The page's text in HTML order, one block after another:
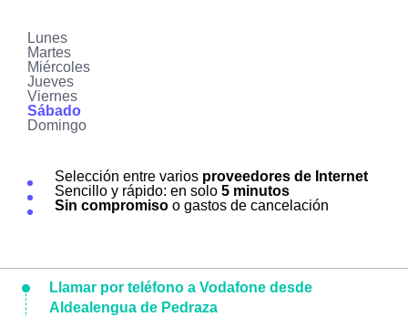
Lunes
Martes
Miércoles
Jueves
Viernes
Sábado
Domingo
Selección entre varios proveedores de Internet
Sencillo y rápido: en solo 5 minutos
Sin compromiso o gastos de cancelación
Llamar por teléfono a Vodafone desde
Aldealengua de Pedraza